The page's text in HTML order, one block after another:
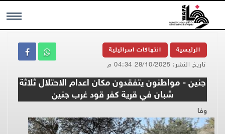
MENU الرئيسية انتهاكات اسرائيلية
تاريخ النشر: 28/10/2025 04:34 م
جنين - مواطنون يتفقدون مكان اعدام الاحتلال ثلاثة
شبان في قرية كفر قود غرب جنين
وفا